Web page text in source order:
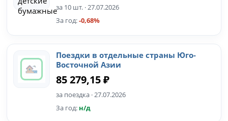
за 10 шт. · 27.07.2026
За год:-0,68%
Поездки в отдельные страны Юго-
Восточной Азии
85 279,15 ₽
за поездка · 27.07.2026
За год: н/д